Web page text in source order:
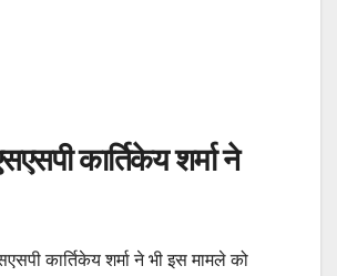
कार्तिकेय शर्मा ने
कार्तिकेय शर्मा ने भी इस मामले को